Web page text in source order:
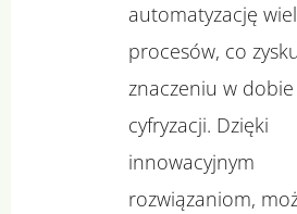
automatyzację
procesów, co
znaczeniu w dobie
cyfryzacji. Dzięki
innowacyjnym
rozwiązaniom,